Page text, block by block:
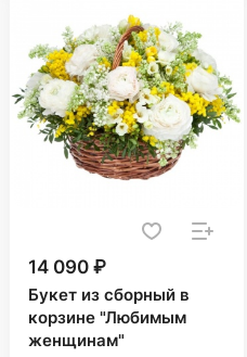
14 090 ₽
Букет из сборный в
корзине "Любимым
женщинам"